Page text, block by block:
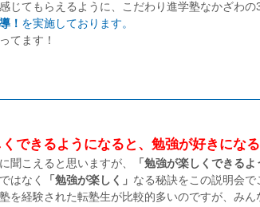
じてもらえるように、こだわり進学塾なかざわの
！ を実施しております。
てます！
くできるようになると、勉強が好きになる
聞こえると思いますが、 「勉強が楽しくできるよ
ではなく 「勉強が楽しく」 なる秘訣をこの説明会で
を経験された転塾生が比較的多いのですが、み